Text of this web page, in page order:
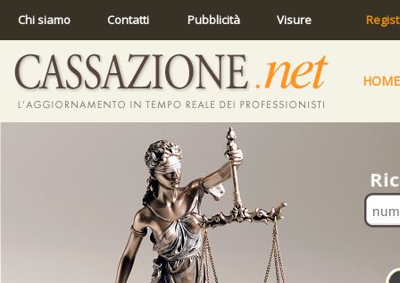
Chi siamo Contatti Pubblicità Visure
HOME